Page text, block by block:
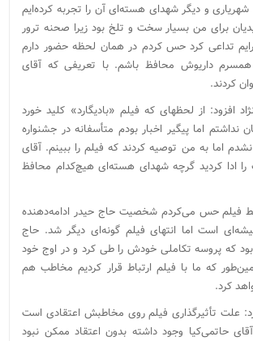
و دیگر شهدای هسته‌ای آن را تجربه کرده‌ایم
برای من بسیار سخت‌ و تلخ بود زیرا صحنه ترور
تداعی کرد حس کردم در همان لحظه حضور دارم
داریوش محافظ باشم. با تعریفی که آقای
کردند.
افزود: از لحظهای که فیلم «بادیگارد» کلید خورد
نداشتم اما پیگیر اخبار بودم متأسفانه در جشنواره
اما به من توصیه کردند که فیلم را ببینم. آقای
ادا کردید گرچه شهدای هسته‌ای هیچ‌کدام محافظ
فیلم حس می‌کردم شخصیت حاج‌ حیدر ادامه‌دهنده
است اما انتهای فیلم گونه‌ای دیگر شد. حاج
که پروسه تکاملی خودش را طی کرد و در اوج خود
که ما با فیلم ارتباط قرار کردیم مخاطب هم
کرد.
علت تأثیرگذاری فیلم روی مخاطبش اعتقادی است
حاتمی‌کیا وجود داشته بدون اعتقاد ممکن نبود